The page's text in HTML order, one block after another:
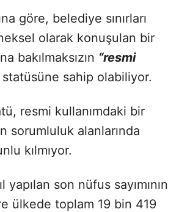
göre, belediye sınırları
olarak konuşulan bir
bakılmaksızın “resmi
statüsüne sahip olabiliyor.
resmi kullanımdaki bir
sorumluluk alanlarında
kılmıyor.
yapılan son nüfus sayımının
ülkede toplam 19 bin 419